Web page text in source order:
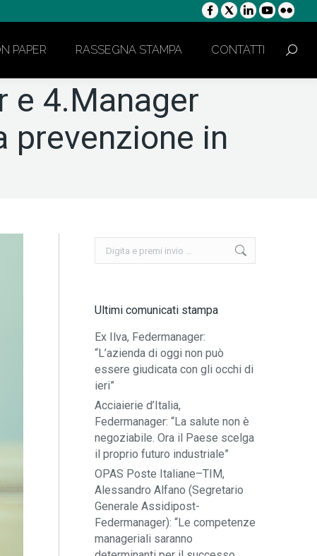
PAPER RASSEGNA STAMPA CONTATTI Cerca:
e 4.Manager
prevenzione in
Cerca:
Ultimi comunicati stampa
Ex Ilva, Federmanager:
“L’azienda di oggi non può
essere giudicata con gli occhi di
ieri”
Acciaierie d’Italia,
Federmanager: “La salute non è
negoziabile. Ora il Paese scelga
il proprio futuro industriale”
OPAS Poste Italiane–TIM,
Alessandro Alfano (Segretario
Generale Assidipost-
Federmanager): “Le competenze
manageriali saranno